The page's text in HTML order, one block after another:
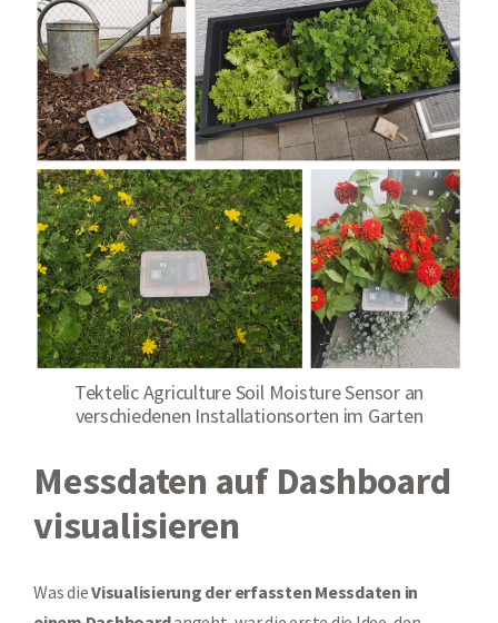
Tektelic Agriculture Soil Moisture Sensor an
verschiedenen Installationsorten im Garten
Messdaten auf Dashboard
visualisieren
Was dieVisualisierung der erfassten Messdaten in